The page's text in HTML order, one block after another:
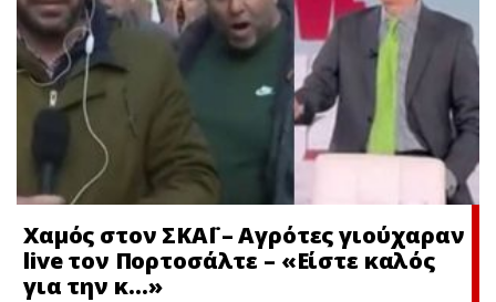
Χαμός στον ΣΚΑΪ – Αγρότες γιούχαραν
live τον Πορτοσάλτε – «Είστε καλός
για την κ…»